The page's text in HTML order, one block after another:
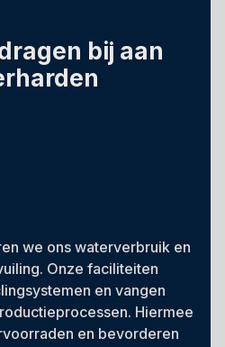
bij aan
we ons waterverbruik en
Onze faciliteiten
en vangen
Hiermee
en bevorderen